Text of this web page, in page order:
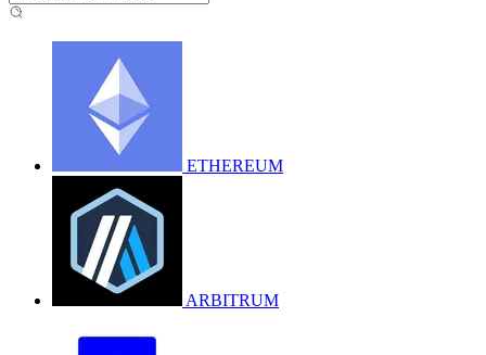
ETHEREUM
ARBITRUM